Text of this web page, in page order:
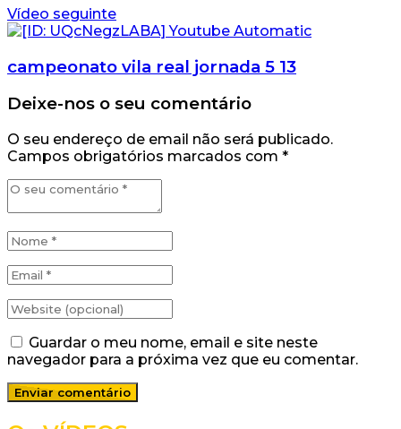
Vídeo seguinte
campeonato vila real jornada 5 13
Deixe-nos o seu comentário
O seu endereço de email não será publicado.
Campos obrigatórios marcados com *
Guardar o meu nome, email e site neste
navegador para a próxima vez que eu comentar.